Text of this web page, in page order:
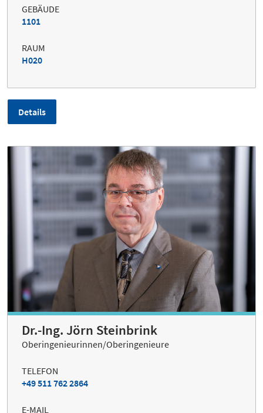
GEBÄUDE
1101
RAUM
H020
Details
Dr.-Ing. Jörn Steinbrink
Oberingenieurinnen/Oberingenieure
TELEFON
+49 511 762 2864
E-MAIL